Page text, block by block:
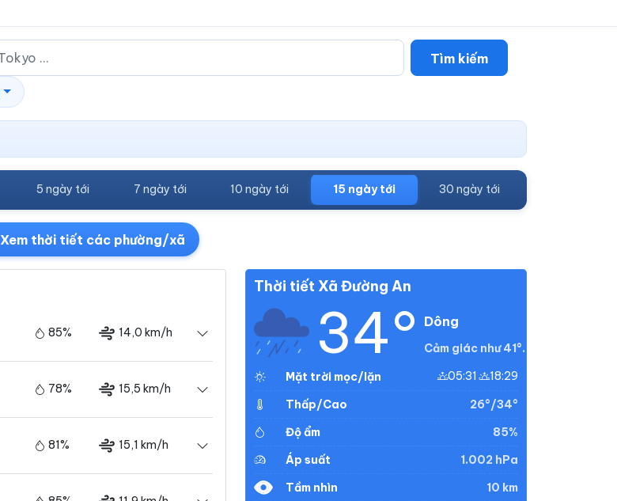
Tìm kiếm
5 ngày tới 7 ngày tới 10 ngày tới 15 ngày tới 30 ngày tới
Xem thời tiết các phường/xã
85% 14,0 km/h
78% 15,5 km/h
81% 15,1 km/h
Thời tiết Xã Đường An
34° Dông
Cảm giác như 41°.
Mặt trời mọc/lặn
05:31 18:29
Thấp/Cao
26°/34°
Độ ẩm
85%
Áp suất
1.002 hPa
Tầm nhìn
10 km